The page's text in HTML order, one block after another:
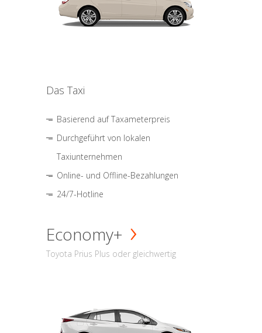
Das Taxi
Basierend auf Taxameterpreis
Durchgeführt von lokalen
Taxiunternehmen
Online- und Offline-Bezahlungen
24/7-Hotline
Economy+
Toyota Prius Plus oder gleichwertig